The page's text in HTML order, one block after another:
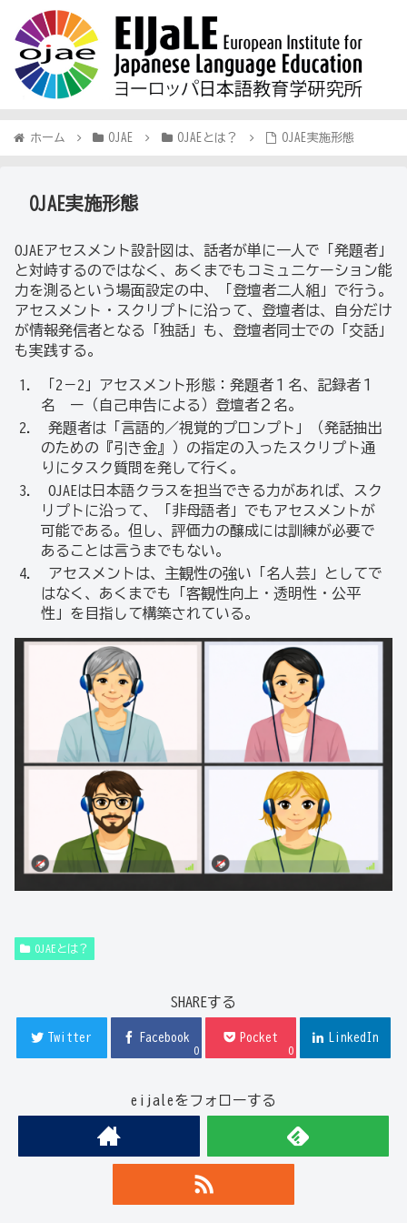
ホーム OJAE OJAEとは？ OJAE実施形態
OJAE実施形態
OJAEアセスメント設計図は、話者が単に一人で「発題者」
と対峙するのではなく、あくまでもコミュニケーション能
力を測るという場面設定の中、「登壇者二人組」で行う。
アセスメント・スクリプトに沿って、登壇者は、自分だけ
が情報発信者となる「独話」も、登壇者同士での「交話」
も実践する。
「2－2」アセスメント形態：発題者１名、記録者１
名 ー（自己申告による）登壇者２名。
発題者は「言語的／視覚的プロンプト」（発話抽出
のための『引き金』）の指定の入ったスクリプト通
りにタスク質問を発して行く。
OJAEは日本語クラスを担当できる力があれば、スク
リプトに沿って、「非母語者」でもアセスメントが
可能である。但し、評価力の醸成には訓練が必要で
あることは言うまでもない。
アセスメントは、主観性の強い「名人芸」としてで
はなく、あくまでも「客観性向上・透明性・公平
性」を目指して構築されている。
OJAEとは？
SHAREする
Twitter Facebook
0
Pocket
0
LinkedIn
eijaleをフォローする